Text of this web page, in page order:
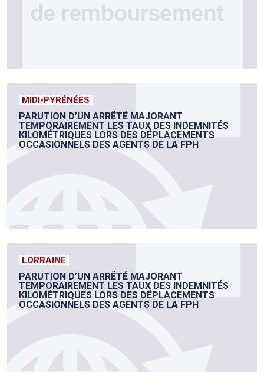
MIDI-PYRÉNÉES
PARUTION D’UN ARRÊTÉ MAJORANT
TEMPORAIREMENT LES TAUX DES INDEMNITÉS
KILOMÉTRIQUES LORS DES DÉPLACEMENTS
OCCASIONNELS DES AGENTS DE LA FPH
LORRAINE
PARUTION D’UN ARRÊTÉ MAJORANT
TEMPORAIREMENT LES TAUX DES INDEMNITÉS
KILOMÉTRIQUES LORS DES DÉPLACEMENTS
OCCASIONNELS DES AGENTS DE LA FPH